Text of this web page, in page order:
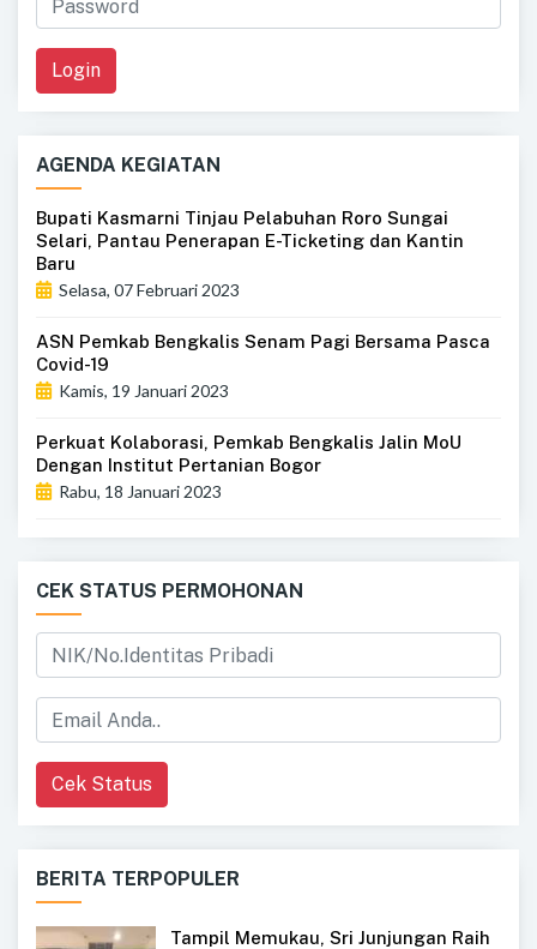
Login
AGENDA KEGIATAN
Bupati Kasmarni Tinjau Pelabuhan Roro Sungai
Selari, Pantau Penerapan E-Ticketing dan Kantin
Baru
Selasa, 07 Februari 2023
ASN Pemkab Bengkalis Senam Pagi Bersama Pasca
Covid-19
Kamis, 19 Januari 2023
Perkuat Kolaborasi, Pemkab Bengkalis Jalin MoU
Dengan Institut Pertanian Bogor
Rabu, 18 Januari 2023
CEK STATUS PERMOHONAN
Cek Status
BERITA TERPOPULER
Tampil Memukau, Sri Junjungan Raih